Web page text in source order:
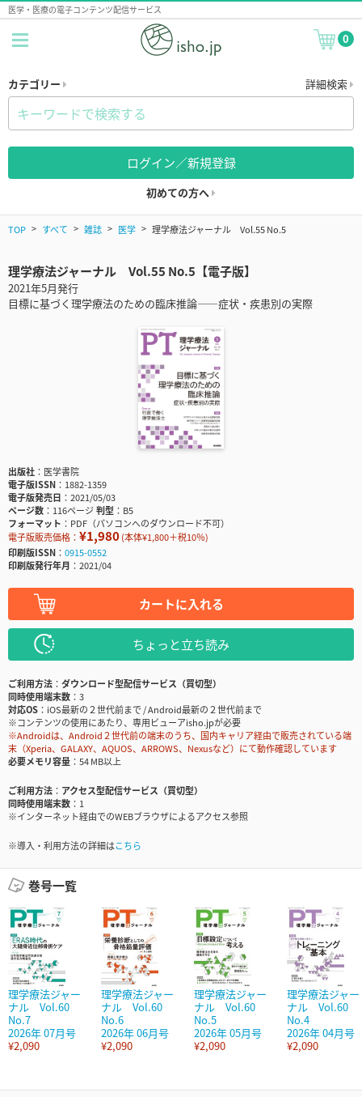
医学・医療の電子コンテンツ配信サービス
0
カテゴリー 詳細検索
ログイン／新規登録
初めての方へ
TOP すべて 雑誌 医学 理学療法ジャーナル Vol.55 No.5
理学療法ジャーナル Vol.55 No.5【電子版】
2021年5月発行
目標に基づく理学療法のための臨床推論——症状・疾患別の実際
出版社
医学書院
電子版ISSN
1882-1359
電子版発売日
2021/05/03
ページ数
116ページ判型
B5
フォーマット
PDF（パソコンへのダウンロード不可）
電子版販売価格： ¥1,980(本体¥1,800＋税10％)
印刷版ISSN
0915-0552
印刷版発行年月
2021/04
カートに入れる
ちょっと立ち読み
ご利用方法
ダウンロード型配信サービス（買切型）
同時使用端末数
3
対応OS
iOS最新の２世代前まで / Android最新の２世代前まで
※コンテンツの使用にあたり、専用ビューアisho.jpが必要
※Androidは、Android２世代前の端末のうち、国内キャリア経由で販売されている端
末（Xperia、GALAXY、AQUOS、ARROWS、Nexusなど）にて動作確認しています
必要メモリ容量
54 MB以上
ご利用方法
アクセス型配信サービス（買切型）
同時使用端末数
1
※インターネット経由でのWEBブラウザによるアクセス参照
※導入・利用方法の詳細はこちら
巻号一覧
理学療法ジャー
ナル Vol.60
No.7
2026年 07月号
¥2,090
理学療法ジャー
ナル Vol.60
No.6
2026年 06月号
¥2,090
理学療法ジャー
ナル Vol.60
No.5
2026年 05月号
¥2,090
理学療法ジャー
ナル Vol.60
No.4
2026年 04月号
¥2,090